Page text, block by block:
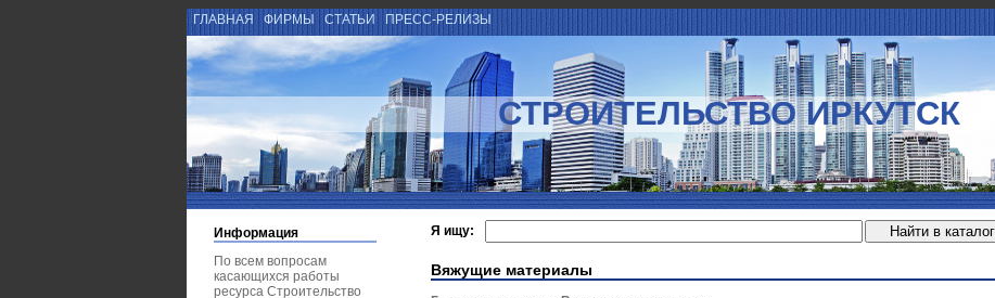
ГЛАВНАЯ ФИРМЫ СТАТЬИ ПРЕСС-РЕЛИЗЫ
СТРОИТЕЛЬСТВО ИРКУТСК
Информация
По всем вопросам
касающихся работы
ресурса Строительство
Я ищу:
Вяжущие материалы